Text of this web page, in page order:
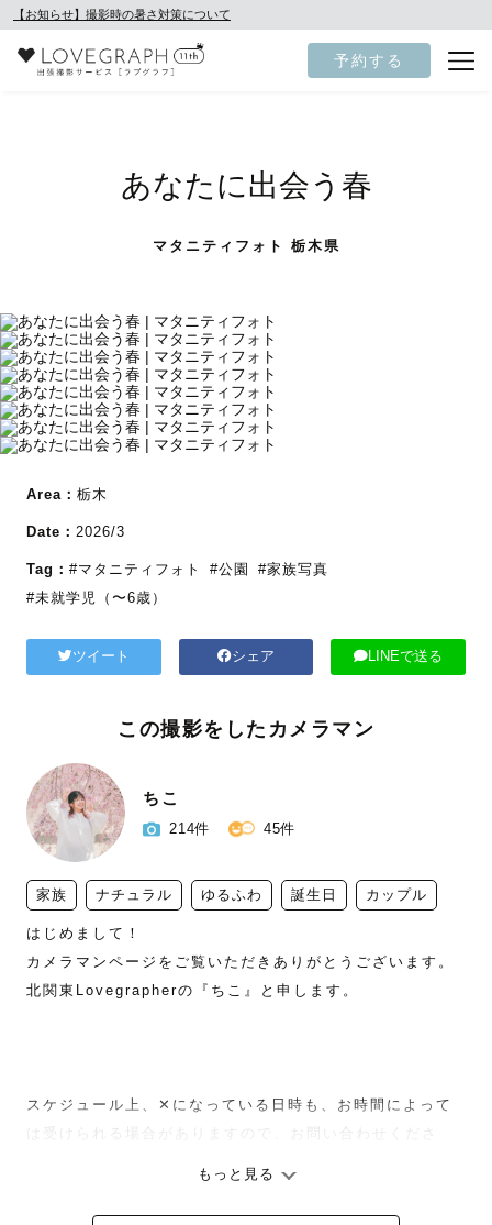
【お知らせ】撮影時の暑さ対策について
予約する
あなたに出会う春
マタニティフォト 栃木県
Area： 栃木
Date： 2026/3
Tag： #マタニティフォト #公園
#家族写真
#未就学児（〜6歳）
ツイート シェア LINEで送る
この撮影をしたカメラマン
ちこ
214件 45件
家族 ナチュラル ゆるふわ 誕生日 カップル
はじめまして！
カメラマンページをご覧いただきありがとうございます。
北関東Lovegrapherの『ちこ』と申します。
スケジュール上‪、‪‪✕‬になっている日時も、お時間によって
は受けられる場合がありますので、お問い合わせくださ
もっと見る